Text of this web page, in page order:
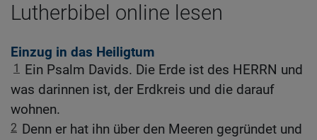
Lutherbibel online lesen
Einzug in das Heiligtum
1
Ein Psalm Davids. Die Erde ist des HERRN und
was darinnen ist, der Erdkreis und die darauf
wohnen.
2 Denn er hat ihn über den Meeren gegründet und